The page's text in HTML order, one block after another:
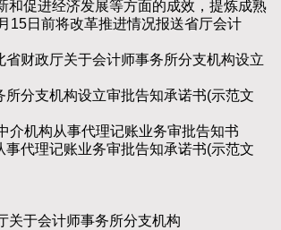
和促进经济发展等方面的成效，提炼成熟
15日前将改革推进情况报送省厅会计
财政厅关于会计师事务所分支机构设立
分支机构设立审批告知承诺书(示范文
机构从事代理记账业务审批告知书
代理记账业务审批告知承诺书(示范文
于会计师事务所分支机构